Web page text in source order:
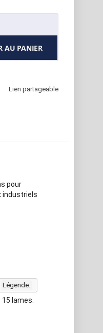
AU PANIER
Lien partageable
pour
industriels
Légende:
lames.